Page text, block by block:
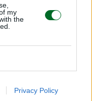
my
the
Privacy Policy
per ottimizzare il
di prodotti
per i brand sia
inviare fiumi di